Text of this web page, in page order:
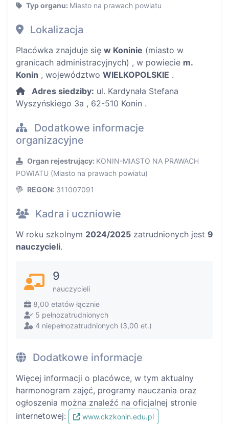
Typ organu: Miasto na prawach powiatu
Lokalizacja
Placówka znajduje się w Koninie (miasto w
granicach administracyjnych) , w powiecie m.
Konin , województwo WIELKOPOLSKIE .
Adres siedziby: ul. Kardynała Stefana
Wyszyńskiego 3a , 62-510 Konin .
Dodatkowe informacje
organizacyjne
Organ rejestrujący: KONIN-MIASTO NA PRAWACH
POWIATU (Miasto na prawach powiatu)
REGON: 311007091
Kadra i uczniowie
W roku szkolnym 2024/2025 zatrudnionych jest 9
nauczycieli.
9
nauczycieli
8,00 etatów łącznie
5 pełnozatrudnionych
4 niepełnozatrudnionych (3,00 et.)
Dodatkowe informacje
Więcej informacji o placówce, w tym aktualny
harmonogram zajęć, programy nauczania oraz
ogłoszenia można znaleźć na oficjalnej stronie
internetowej:
www.ckzkonin.edu.pl